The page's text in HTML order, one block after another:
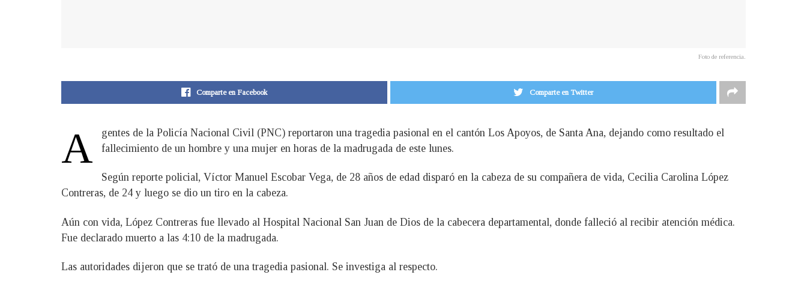
Foto de referencia.
Comparte en Facebook Comparte en Twitter
A
gentes de la Policía Nacional Civil (PNC) reportaron una tragedia pasional en el cantón Los Apoyos, de Santa Ana, dejando como resultado el
fallecimiento de un hombre y una mujer en horas de la madrugada de este lunes.
Según reporte policial, Víctor Manuel Escobar Vega, de 28 años de edad disparó en la cabeza de su compañera de vida, Cecilia Carolina López
Contreras, de 24 y luego se dio un tiro en la cabeza.
Aún con vida, López Contreras fue llevado al Hospital Nacional San Juan de Dios de la cabecera departamental, donde falleció al recibir atención médica.
Fue declarado muerto a las 4:10 de la madrugada.
Las autoridades dijeron que se trató de una tragedia pasional. Se investiga al respecto.